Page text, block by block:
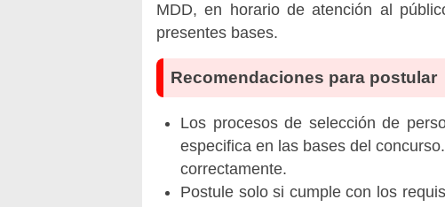
MDD, en horario de atención al
presentes bases.
Recomendaciones para postular
Los procesos de selección de
especifica en las bases del
correctamente.
Postule solo si cumple con los